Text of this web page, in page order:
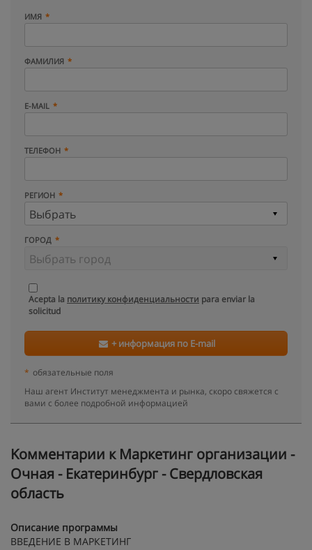
ИМЯ
ФАМИЛИЯ
E-MAIL
ТЕЛЕФОН
РЕГИОН
ГОРОД
Acepta la политику конфиденциальности para enviar la
solicitud
+ информация по E-mail
* обязательные поля
Наш агент Институт менеджмента и рынка, скоро свяжется с
вами с более подробной информацией
Kомментарии к Маркетинг организации -
Очная - Екатеринбург - Свердловская
область
Описание программы
ВВЕДЕНИЕ В МАРКЕТИНГ